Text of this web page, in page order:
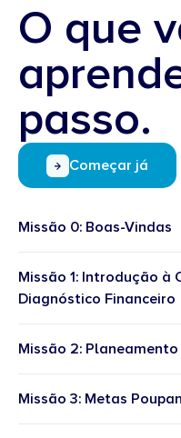
O que
passo.
Começar já
Missão 0: Boas-Vindas
Missão 1: Introdução à
Diagnóstico Financeiro
Missão 2:
Missão 3: Metas